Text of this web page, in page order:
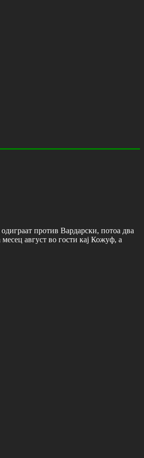
против Вардарски, потоа два
август во гости кај Кожуф, а